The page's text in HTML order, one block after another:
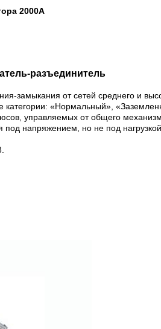
2000A
разъединитель
замыкания от сетей среднего и
категории: «Нормальный»,
управляемых от общего
под напряжением, но не под нагрузкой.